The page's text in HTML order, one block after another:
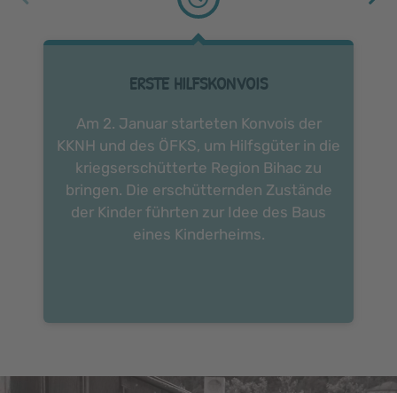
ERSTE HILFSKONVOIS
Am 2. Januar starteten Konvois der
KKNH und des ÖFKS, um Hilfsgüter in die
kriegserschütterte Region Bihac zu
bringen. Die erschütternden Zustände
der Kinder führten zur Idee des Baus
eines Kinderheims.